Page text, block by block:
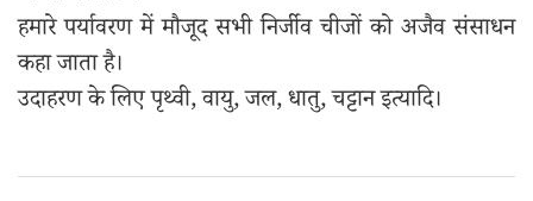
हमारे पर्यावरण में मौजूद सभी निर्जीव चीजों को अजैव संसाधन
कहा जाता है।
उदाहरण के लिए पृथ्वी, वायु, जल, धातु, चट्टान इत्यादि।